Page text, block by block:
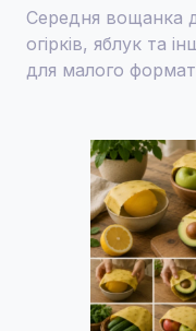
Середня вощанка
огірків, яблук та
для малого